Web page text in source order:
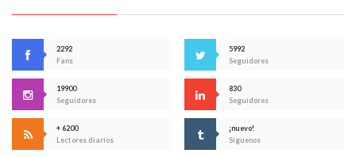
2292
Fans
5992
Seguidores
19900
Seguidores
830
Seguidores
+ 6200
Lectores diarios
¡nuevo!
Síguenos